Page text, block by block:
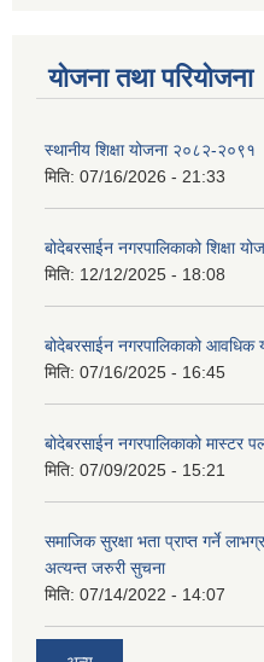
योजना तथा परियोजना
स्थानीय शिक्षा योजना २०८२-२०९१
मिति: 07/16/2026 - 21:33
बोदेबरसाईन नगरपालिकाको शिक्षा
मिति: 12/12/2025 - 18:08
बोदेबरसाईन नगरपालिकाको
मिति: 07/16/2025 - 16:45
बोदेबरसाईन नगरपालिकाको मास्टर
मिति: 07/09/2025 - 15:21
समाजिक सुरक्षा भता प्राप्त गर्ने
अत्यन्त जरुरी सुचना
मिति: 07/14/2022 - 14:07